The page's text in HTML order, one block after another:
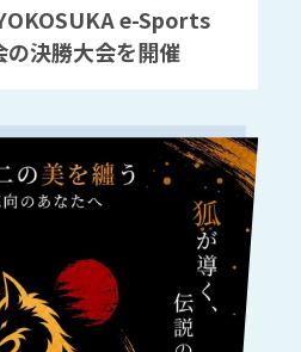
e-Sports
決勝大会を開催